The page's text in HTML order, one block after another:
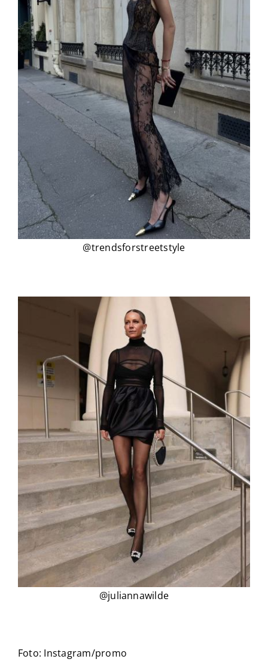
@trendsforstreetstyle
@juliannawilde
Foto: Instagram/promo